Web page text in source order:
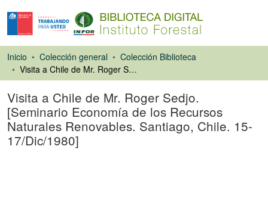
Inicio Colección general
Colección Biblioteca
Visita a Chile de Mr. Roger Sedjo. [Seminario Economía de los Recursos Naturales Renovables. Santiago, Chile. 15-17/Dic/1980]
Visita a Chile de Mr. Roger Sedjo.
[Seminario Economía de los Recursos
Naturales Renovables. Santiago, Chile. 15-
17/Dic/1980]